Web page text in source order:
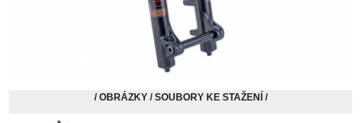
/ OBRÁZKY / SOUBORY KE STAŽENÍ /